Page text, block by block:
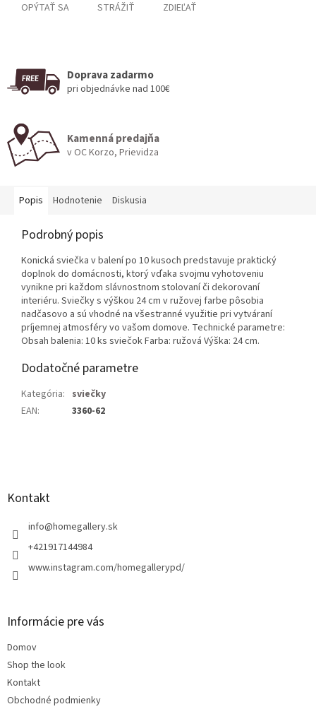
OPÝTAŤ SA STRÁŽIŤ ZDIEĽAŤ
Doprava zadarmo
pri objednávke nad 100€
Kamenná predajňa
v OC Korzo, Prievidza
Popis Hodnotenie Diskusia
Podrobný popis
Konická sviečka v balení po 10 kusoch predstavuje praktický
doplnok do domácnosti, ktorý vďaka svojmu vyhotoveniu
vynikne pri každom slávnostnom stolovaní či dekorovaní
interiéru. Sviečky s výškou 24 cm v ružovej farbe pôsobia
nadčasovo a sú vhodné na všestranné využitie pri vytváraní
príjemnej atmosféry vo vašom domove. Technické parametre:
Obsah balenia: 10 ks sviečok Farba: ružová Výška: 24 cm.
Dodatočné parametre
Kategória: sviečky
EAN: 3360-62
Kontakt
info@homegallery.sk
+421917144984
www.instagram.com/homegallerypd/
Informácie pre vás
Domov
Shop the look
Kontakt
Obchodné podmienky